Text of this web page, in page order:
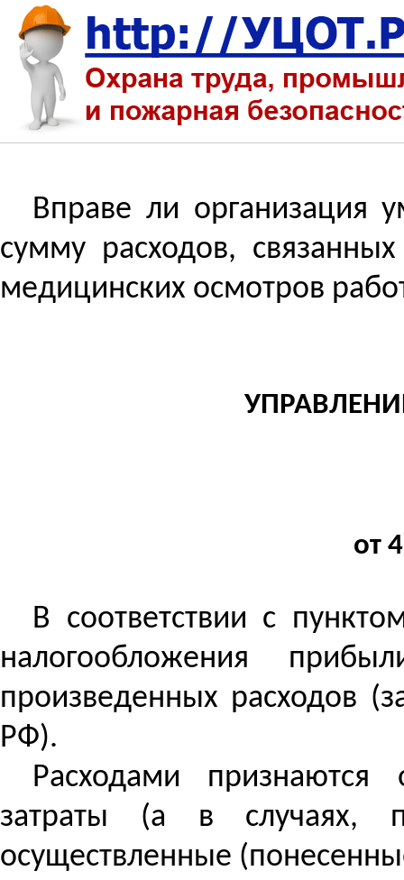
Вправе ли организация
сумму расходов,
медицинских осмотров
от
В соответствии с
налогообложения
произведенных расходов
РФ).
Расходами признаются
затраты (а в случаях,
осуществленные